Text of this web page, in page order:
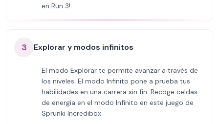
en Run 3!
3 Explorar y modos infinitos
El modo Explorar te permite avanzar a través de
los niveles. El modo Infinito pone a prueba tus
habilidades en una carrera sin fin. Recoge celdas
de energía en el modo Infinito en este juego de
Sprunki Incredibox.